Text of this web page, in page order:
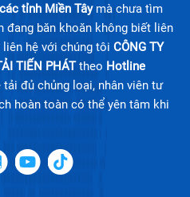
tỉnh Miền Tâymà chưa tìm
đang băn khoăn không biết liên
hệ với chúng tôi CÔNG TY
TIẾN PHÁTtheo Hotline
đủ chủng loại, nhân viên tư
hoàn toàn có thể yên tâm khi